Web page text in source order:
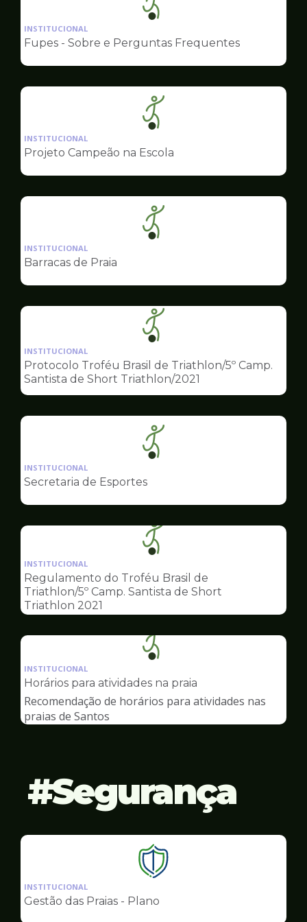
Ilustração
da
pagina
Esportes
INSTITUCIONAL
Fupes - Sobre e Perguntas Frequentes
Ilustração
da
pagina
Esportes
INSTITUCIONAL
Projeto Campeão na Escola
Ilustração
da
Esportes
INSTITUCIONAL
Barracas de Praia
Ilustração
da
pagina
de
Esportes
INSTITUCIONAL
Protocolo Troféu Brasil de Triathlon/5º Camp.
Santista de Short Triathlon/2021
Ilustração
da
Esportes
INSTITUCIONAL
Secretaria de Esportes
Ilustração
da
pagina
de
INSTITUCIONAL
Regulamento do Troféu Brasil de
Triathlon/5º Camp. Santista de Short
Triathlon 2021
Ilustração
da
pagina
Esportes
INSTITUCIONAL
Horários para atividades na praia
Recomendação de horários para atividades nas
praias de Santos
Segurança
Ilustração
da
pagina
INSTITUCIONAL
Gestão das Praias - Plano